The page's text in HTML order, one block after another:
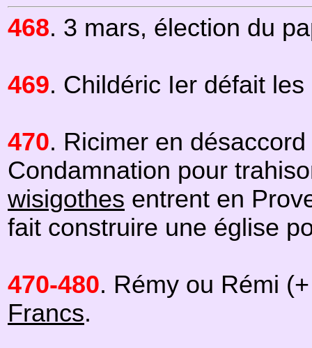
468. 3 mars, élection du
469. Childéric Ier défait les
470. Ricimer en
Condamnation pour
wisigothes entrent en
fait construire une église
470-480. Rémy ou Rémi
Francs.